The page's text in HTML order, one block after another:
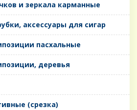
и зеркала карманные
аксессуары для сигар
пасхальные
деревья
(срезка)